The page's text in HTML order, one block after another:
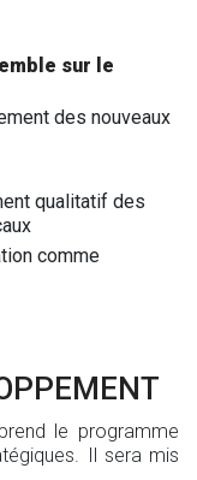
sur le
des nouveaux
qualitatif des
comme
le programme
Il sera mis